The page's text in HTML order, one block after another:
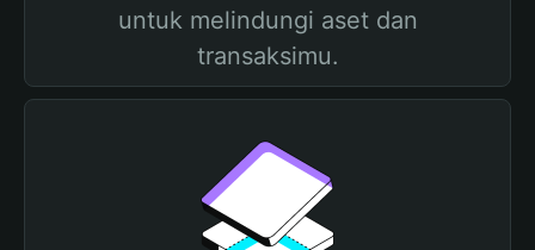
untuk melindungi aset dan
transaksimu.